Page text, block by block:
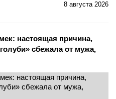
8 августа 2026
настоящая причина,
сбежала от мужа,